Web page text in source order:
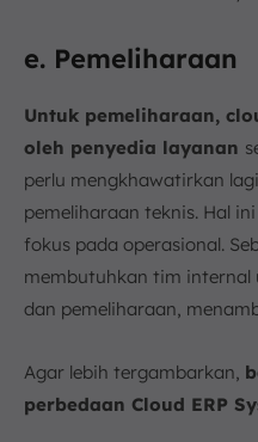
e. Pemeliharaan
Untuk pemeliharaan,
oleh penyedia layanan
perlu mengkhawatirkan
pemeliharaan teknis. Hal
fokus pada operasional.
membutuhkan tim internal
dan pemeliharaan,
Agar lebih tergambarkan,
perbedaan Cloud ERP